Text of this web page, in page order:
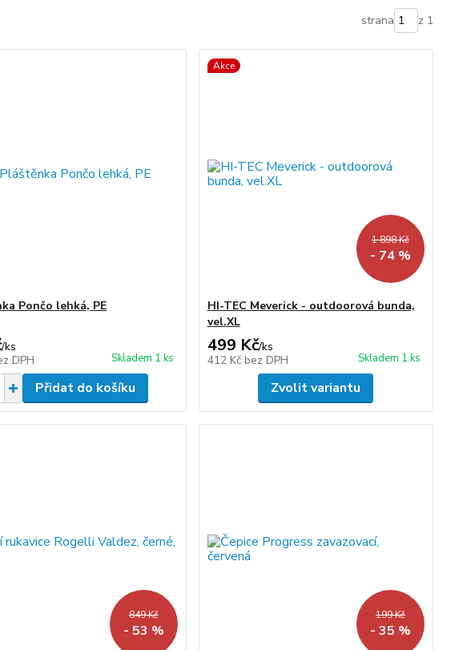
strana z 1
Pončo lehká, PE
/ks
DPH Skladem 1 ks
Přidat do košíku
Akce
1 898 Kč
- 74 %
HI-TEC Meverick - outdoorová bunda,
vel.XL
499 Kč/ks
412 Kč bez DPH Skladem 1 ks
Zvolit variantu
849 Kč
- 53 %
199 Kč
- 35 %